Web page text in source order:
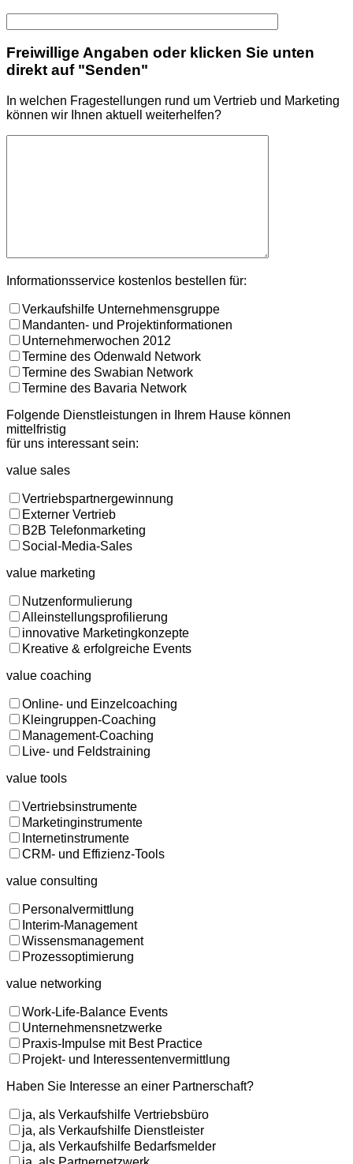
Freiwillige Angaben oder klicken Sie unten
direkt auf "Senden"
In welchen Fragestellungen rund um Vertrieb und Marketing
können wir Ihnen aktuell weiterhelfen?
Informationsservice kostenlos bestellen für:
Verkaufshilfe Unternehmensgruppe
Mandanten- und Projektinformationen
Unternehmerwochen 2012
Termine des Odenwald Network
Termine des Swabian Network
Termine des Bavaria Network
Folgende Dienstleistungen in Ihrem Hause können
mittelfristig
für uns interessant sein:
value sales
Vertriebspartnergewinnung
Externer Vertrieb
B2B Telefonmarketing
Social-Media-Sales
value marketing
Nutzenformulierung
Alleinstellungsprofilierung
innovative Marketingkonzepte
Kreative & erfolgreiche Events
value coaching
Online- und Einzelcoaching
Kleingruppen-Coaching
Management-Coaching
Live- und Feldstraining
value tools
Vertriebsinstrumente
Marketinginstrumente
Internetinstrumente
CRM- und Effizienz-Tools
value consulting
Personalvermittlung
Interim-Management
Wissensmanagement
Prozessoptimierung
value networking
Work-Life-Balance Events
Unternehmensnetzwerke
Praxis-Impulse mit Best Practice
Projekt- und Interessentenvermittlung
Haben Sie Interesse an einer Partnerschaft?
ja, als Verkaufshilfe Vertriebsbüro
ja, als Verkaufshilfe Dienstleister
ja, als Verkaufshilfe Bedarfsmelder